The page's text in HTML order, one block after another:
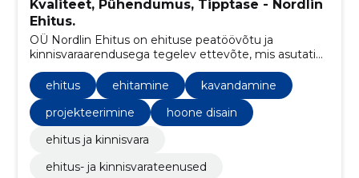
Kvaliteet, Pühendumus, Tipptase - Nordlin
Ehitus.
OÜ Nordlin Ehitus on ehituse peatöövõtu ja
kinnisvaraarendusega tegelev ettevõte, mis asutati
2010. aastal. Neljateistkümne tegutsemisaasta
jooksul oleme kasvanud üheks turu juhtivaks
ettevõtteks Eestis.
ehitus ehitamine
kavandamine
projekteerimine
hoone disain
ehitus ja kinnisvara
ehitus- ja kinnisvarateenused